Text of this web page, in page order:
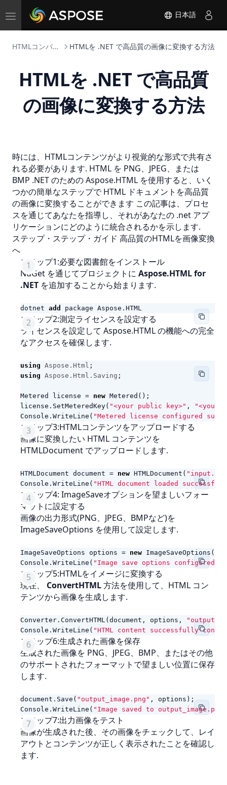
Toggle
navigation
日本語
HTMLコンバータ HTMLを .NET で高品質の画像に変換する方法
HTMLを .NET で高品質
の画像に変換する方法
時には、HTMLコンテンツがより視覚的な形式で共有さ
れる必要があります. HTML を PNG、JPEG、または
BMP .NET のための Aspose.HTML を使用すると、いく
つかの簡単なステップで HTML ドキュメントを高品質
の画像に変換することができます この記事は、プロセ
スを通じてあなたを指導し、それがあなたの .net アプ
リケーションにどのように統合されるかを示します.
ステップ・ステップ・ガイド 高品質のHTMLを画像変換
へ
ステップ1:必要な図書館をインストール
NuGet を通じてプロジェクトに Aspose.HTML for
.NET を追加することから始まります.
dotnet add package Aspose . HTML
ステップ2:測定ライセンスを設定する
ライセンスを設定して Aspose.HTML の機能への完全
なアクセスを確保します.
using Aspose.Html ;
using Aspose.Html.Saving ;
Metered license = new Metered ();
license . SetMeteredKey( "<your public key>" ,
"<your
Console . WriteLine ( "Metered license configured
ステップ3:HTMLコンテンツをアップロードする
画像に変換したい HTML コンテンツを
HTMLDocument でアップロードします.
HTMLDocument document = new HTMLDocument (
Console . WriteLine ( "HTML document loaded
ステップ4: ImageSaveオプションを望ましいフォー
マットに設定する
画像の出力形式(PNG、JPEG、BMPなど)を
ImageSaveOptions を使用して設定します.
ImageSaveOptions options = new ImageSaveOptions (
Console . WriteLine ( "Image save options configured."
ステップ5:HTMLをイメージに変換する
現在、 ConvertHTML方法を使用して、HTML コン
テンツから画像を生成します.
Converter . ConvertHTML( document , options ,
Console . WriteLine ( "HTML content successfully
ステップ6:生成された画像を保存
生成された画像を PNG、JPEG、BMP、またはその他
のサポートされたフォーマットで望ましい位置に保存
します.
document . Save ( "output_image.png" , options );
Console . WriteLine ( "Image saved to
ステップ7:出力画像をテスト
画像が生成された後、その画像をチェックして、レイ
アウトとコンテンツが正しく表示されたことを確認し
ます.